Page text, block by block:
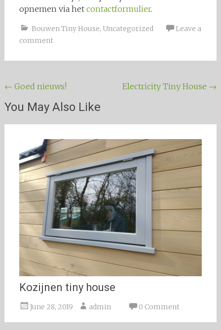
opnemen via het contactformulier.
Bouwen Tiny House, Uncategorized
Leave a
comment
Post navigation
← Goed nieuws! Electricity Tiny House →
You May Also Like
Kozijnen tiny house
June 28, 2019 admin 0 Comment